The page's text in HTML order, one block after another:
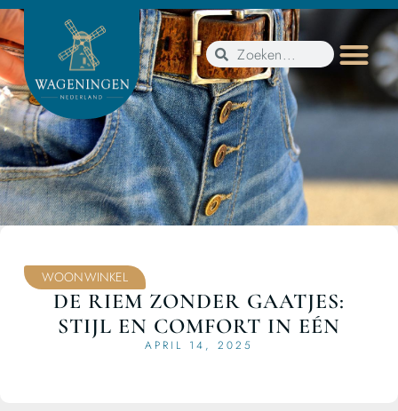
WOONWINKEL
DE RIEM ZONDER GAATJES:
STIJL EN COMFORT IN EÉN
APRIL 14, 2025